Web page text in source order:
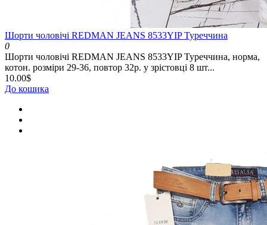
Шорти чоловічі REDMAN JEANS 8533YIP Туреччина
0
Шорти чоловічі REDMAN JEANS 8533YIP Туреччина, норма,
котон. розміри 29-36, повтор 32р. у зрістовці 8 шт...
10.00$
До кошика